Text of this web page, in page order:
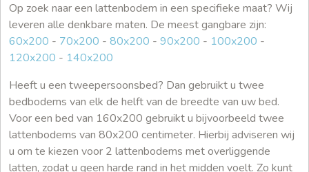
Op zoek naar een lattenbodem in een specifieke maat? Wij
leveren alle denkbare maten. De meest gangbare zijn:
60x200 - 70x200 - 80x200 - 90x200 - 100x200 -
120x200 - 140x200
Heeft u een tweepersoonsbed? Dan gebruikt u twee
bedbodems van elk de helft van de breedte van uw bed.
Voor een bed van 160x200 gebruikt u bijvoorbeeld twee
lattenbodems van 80x200 centimeter. Hierbij adviseren wij
u om te kiezen voor 2 lattenbodems met overliggende
latten, zodat u geen harde rand in het midden voelt. Zo kunt